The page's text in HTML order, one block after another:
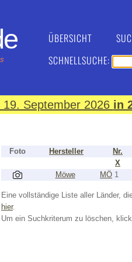
ÜBERSICHT
SCHNELLSUCHE:
September 2026 in
Foto Hersteller Nr.
X
Möwe
MÖ 1
Eine vollständige Liste aller Länder,
hier.
Um ein Suchkriterum zu löschen,